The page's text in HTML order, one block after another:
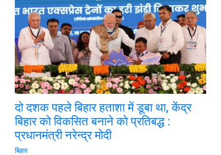
दो दशक पहले बिहार हताशा में डूबा था, केंद्र
बिहार को विकसित बनाने को प्रतिबद्ध :
प्रधानमंत्री नरेन्द्र मोदी
बिहार